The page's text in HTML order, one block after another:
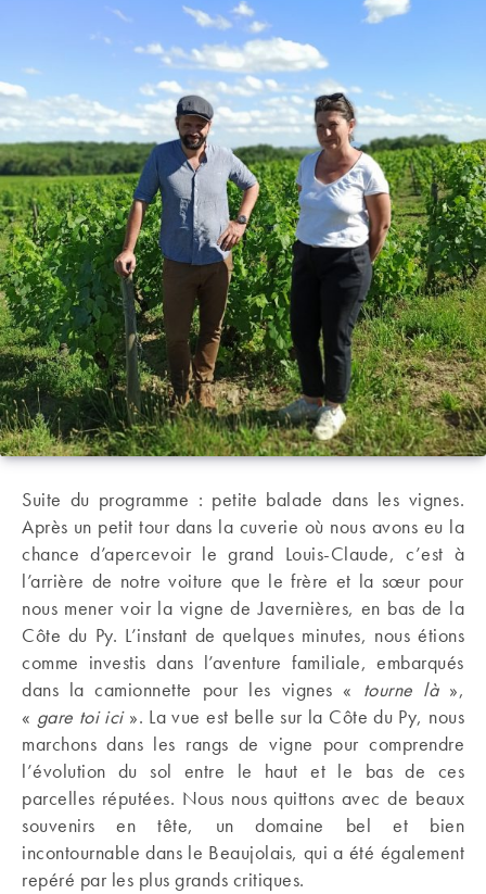
Suite du programme : petite balade dans les vignes.
Après un petit tour dans la cuverie où nous avons eu la
chance d’apercevoir le grand Louis-Claude, c’est à
l’arrière de notre voiture que le frère et la sœur pour
nous mener voir la vigne de Javernières, en bas de la
Côte du Py. L’instant de quelques minutes, nous étions
comme investis dans l’aventure familiale, embarqués
dans la camionnette pour les vignes « tourne là»,
« gare toi ici». La vue est belle sur la Côte du Py, nous
marchons dans les rangs de vigne pour comprendre
l’évolution du sol entre le haut et le bas de ces
parcelles réputées. Nous nous quittons avec de beaux
souvenirs en tête, un domaine bel et bien
incontournable dans le Beaujolais, qui a été également
repéré par les plus grands critiques.